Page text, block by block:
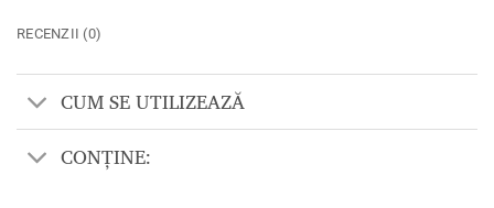
RECENZII (0)
CUM SE UTILIZEAZĂ
CONȚINE: